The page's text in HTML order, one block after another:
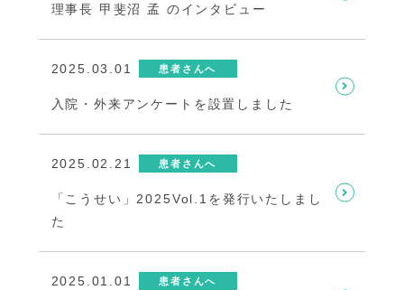
理事長 甲斐沼 孟 のインタビュー
2025.03.01 患者さんへ
入院・外来アンケートを設置しました
2025.02.21 患者さんへ
「こうせい」2025Vol.1を発行いたしまし
た
2025.01.01 患者さんへ